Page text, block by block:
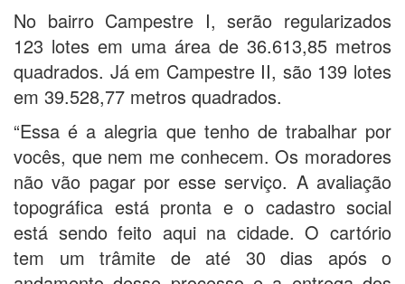
No bairro Campestre I, serão regularizados
123 lotes em uma área de 36.613,85 metros
quadrados. Já em Campestre II, são 139 lotes
em 39.528,77 metros quadrados.
“Essa é a alegria que tenho de trabalhar por
vocês, que nem me conhecem. Os moradores
não vão pagar por esse serviço. A avaliação
topográfica está pronta e o cadastro social
está sendo feito aqui na cidade. O cartório
tem um trâmite de até 30 dias após o